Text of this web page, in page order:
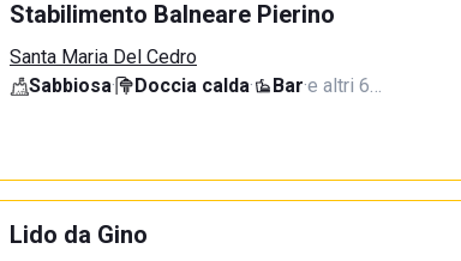
Stabilimento Balneare Pierino
Santa Maria Del Cedro
Sabbiosa· Doccia calda· Bar·e altri 6…
Lido da Gino